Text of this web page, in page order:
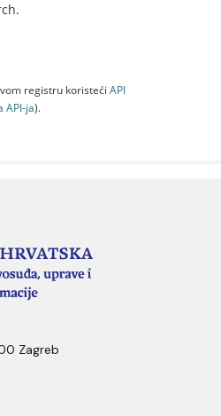
registru koristeći API
API-jа).